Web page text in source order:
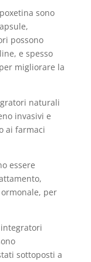
sono
possono
e spesso
migliorare la
naturali
invasivi e
ai farmaci
essere
per
sottoposti a